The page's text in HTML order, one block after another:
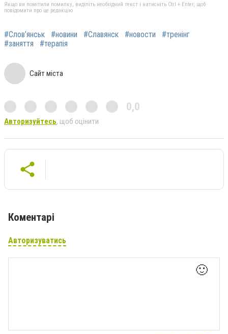
Якщо ви помітили помилку, виділіть необхідний текст і натисніть Ctrl + Enter, щоб
повідомити про це редакцію
#Слов’янськ #новини #Славянск #новости
#тренінг
#заняття
#терапія
Сайт міста
0,0
Авторизуйтесь, щоб оцінити
Коментарі
Авторизуватись
🙂